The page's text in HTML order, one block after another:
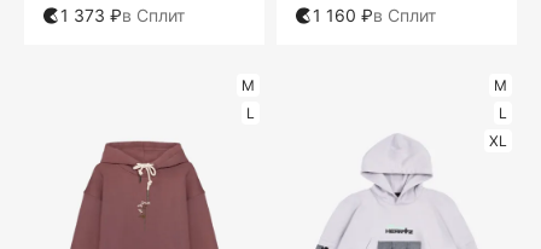
1 373 ₽в Сплит
1 160 ₽в Сплит
M
L
M
L
XL